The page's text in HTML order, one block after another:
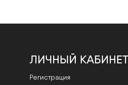
ЛИЧНЫЙ КАБИНЕТ
Регистрация